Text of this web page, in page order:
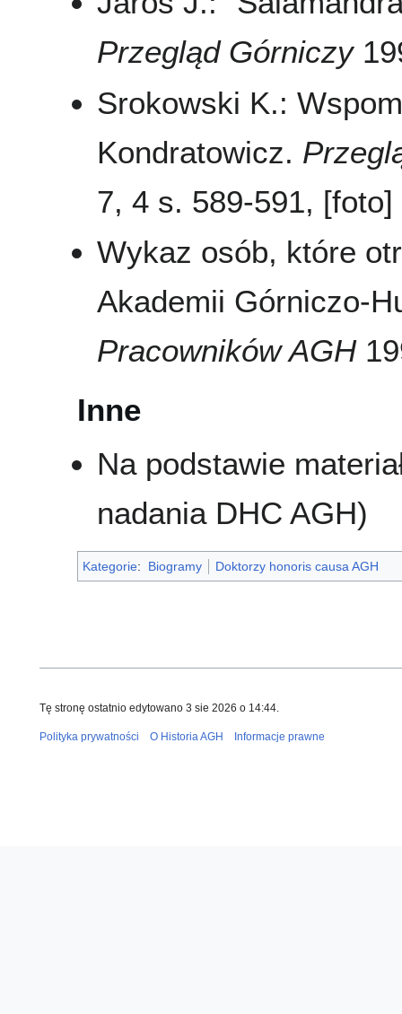
Przegląd Górniczy
Srokowski K.:
Kondratowicz.
7, 4 s. 589-591, [foto]
Wykaz osób, które
Akademii Górniczo-
Pracowników AGH
Inne
Na podstawie
nadania DHC AGH)
Kategorie: Biogramy Doktorzy honoris causa AGH
Tę stronę ostatnio edytowano 3 sie 2026 o 14:44.
Polityka prywatności O Historia AGH Informacje prawne